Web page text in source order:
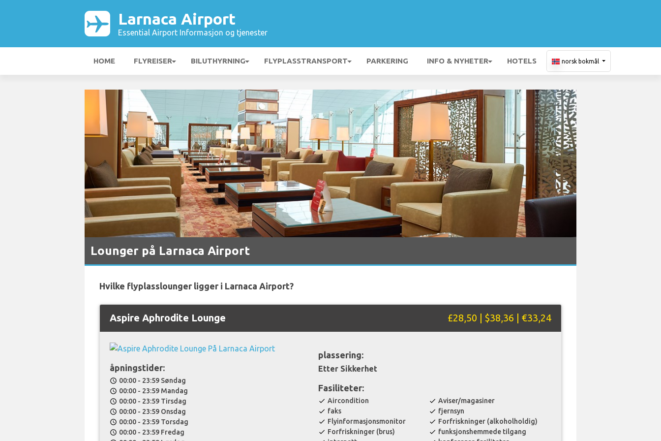
Larnaca Airport
Essential Airport Informasjon og tjenester
HOME FLYREISER BILUTHYRNING FLYPLASSTRANSPORT PARKERING INFO & NYHETER HOTELS norsk bokmål
Lounger på Larnaca Airport
Hvilke flyplasslounger ligger i Larnaca Airport?
Aspire Aphrodite Lounge £28,50 | $38,36 | €33,24
åpningstider:
schedule 00:00 - 23:59 Søndag
schedule 00:00 - 23:59 Mandag
schedule 00:00 - 23:59 Tirsdag
schedule 00:00 - 23:59 Onsdag
schedule 00:00 - 23:59 Torsdag
schedule 00:00 - 23:59 Fredag
plassering:
Etter Sikkerhet
Fasiliteter:
check Aircondition check Aviser/magasiner
check faks check fjernsyn
check Flyinformasjonsmonitor check Forfriskninger (alkoholholdig)
check Forfriskninger (brus) check funksjonshemmede tilgang